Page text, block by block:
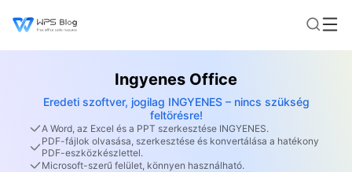
Ingyenes Office
Eredeti szoftver, jogilag INGYENES – nincs szükség
feltörésre!
A Word, az Excel és a PPT szerkesztése INGYENES.
PDF-fájlok olvasása, szerkesztése és konvertálása a hatékony
PDF-eszközkészlettel.
Microsoft-szerű felület, könnyen használható.